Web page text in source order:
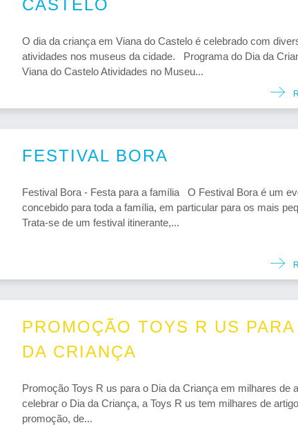
CASTELO
O dia da criança em Viana do Castelo é celebrado com
atividades nos museus da cidade. Programa do Dia da
Viana do Castelo Atividades no Museu...
FESTIVAL BORA
Festival Bora - Festa para a família O Festival Bora é um
concebido para toda a família, em particular para os mais
Trata-se de um festival itinerante,...
PROMOÇÃO TOYS R US
DA CRIANÇA
Promoção Toys R us para o Dia da Criança em milhares de
celebrar o Dia da Criança, a Toys R us tem milhares de
promoção, de...